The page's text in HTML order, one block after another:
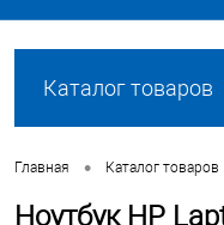
Каталог товаров
Главная • Каталог товаров
Ноутбук HP